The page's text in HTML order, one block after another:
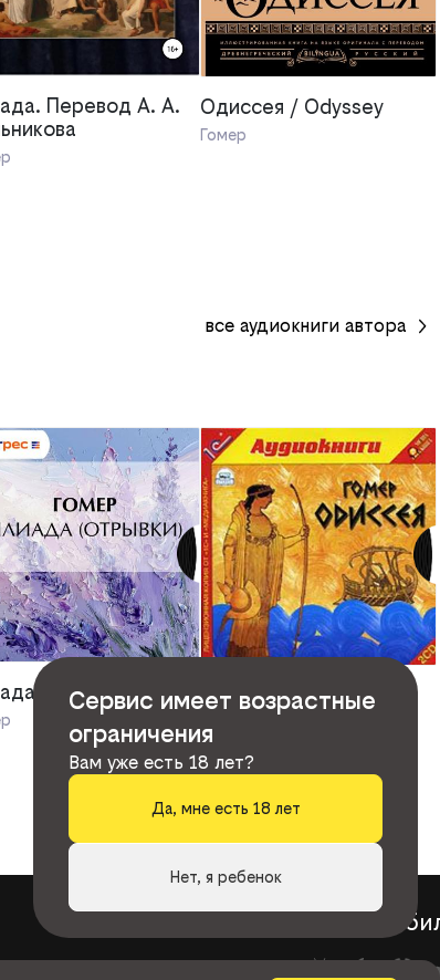
Перевод А. А.
Одиссея / Odyssey
Гомер
все аудиокниги автора
(отрывки) Одиссея
Сервис имеет возрастные
ограничения
Вам уже есть 18 лет?
Да, мне есть 18 лет
Нет, я ребенок